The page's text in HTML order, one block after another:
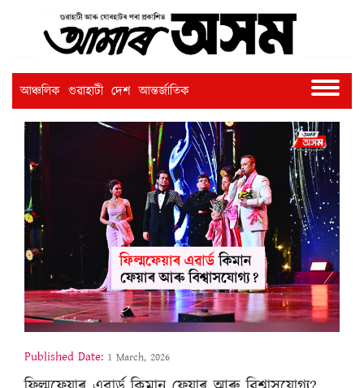
আঞ্চলিক গুৱাহাটী দেশ আন্তৰ্জাতিক
Published Date: 1 March, 2026